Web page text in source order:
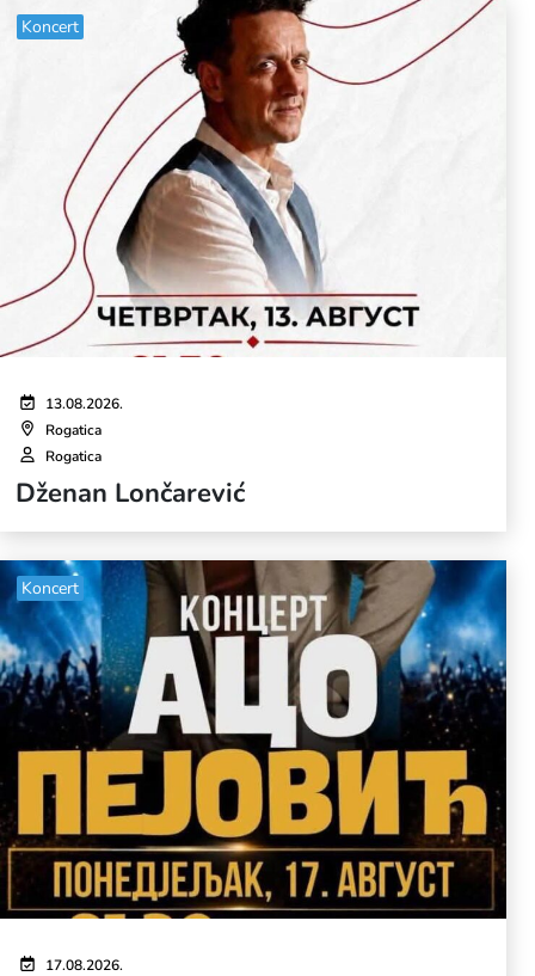
Koncert
13.08.2026.
Rogatica
Rogatica
Dženan Lončarević
Koncert
17.08.2026.